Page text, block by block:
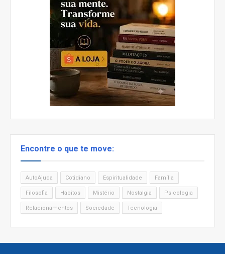
Encontre o que te move:
AutoAjuda Cotidiano Espiritualidade Família
Filosofia Hábitos Mistério Nostalgia Psicologia
Relacionamentos Sociedade Tecnologia